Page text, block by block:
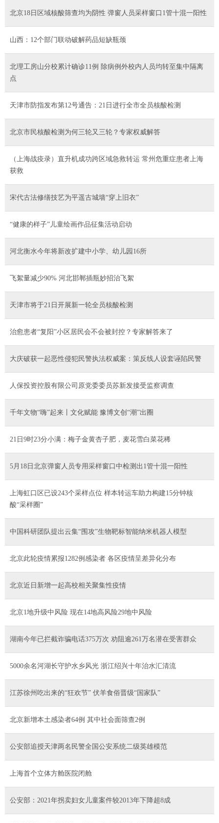
北京18日区域核酸筛查均为阴性 弹窗人员采样窗口1管十混一阳性
山西：12个部门联动破解药品短缺瓶颈
北理工房山分校累计确诊11例 除病例外校内人员均转至集中隔离
点
天津市防指发布第12号通告：21日进行全市全员核酸检测
北京市民核酸检测为何三轮又三轮？专家权威解答
（上海战疫录）直升机成功跨区域急救转运 常州危重症患者上海
获救
宋代古法修缮技艺为平遥古城墙“穿上旧衣”
“健康的样子”儿童绘画作品征集活动启动
河北衡水今年将新改扩建中小学、幼儿园16所
飞絮量减少90% 河北邯郸插瓶妙招治飞絮
天津市将于21日开展新一轮全员核酸检测
治愈患者“复阳”小区居民会不会被封控？专家解答来了
大庆破获一起恶性侵犯民警执法权威案：策反线人设套诬陷民警
人保投资控股有限公司原党委委员苏新发接受监察调查
千年文物“嗨”起来丨文化赋能 豫博文创“潮”出圈
21日9时23分小满：梅子金黄杏子肥，麦花雪白菜花稀
5月18日北京弹窗人员专用采样窗口中检测出1管十混一阳性
上海虹口区已设243个采样点位 样本转运车助力构建15分钟核
酸“采样圈”
中国科研团队提出云集“围攻”生物靶标智能纳米机器人模型
北京此轮疫情累报1282例感染者 各区疫情呈差异化分布
北京近日新增一起高校相关聚集性疫情
北京1地升级中风险 现在14地高风险29地中风险
湖南今年已拦截诈骗电话375万次 劝阻逾261万名潜在受害群众
5000余名河湖长守护水乡风光 浙江绍兴十年治水汇清流
江苏徐州吃出来的“狂欢节” 伏羊食俗晋级“国家队”
北京新增本土感染者64例 其中社会面筛查2例
公安部追授天津两名民警全国公安系统二级英雄模范
上海首个立体方舱医院闭舱
公安部：2021年拐卖妇女儿童案件较2013年下降超8成